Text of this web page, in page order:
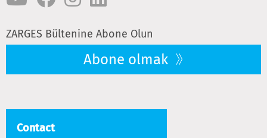
ZARGES Bültenine Abone Olun
Abone olmak
Contact